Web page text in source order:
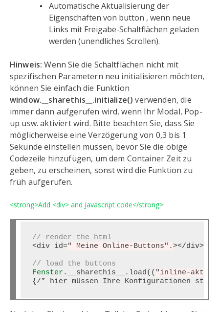
Automatische Aktualisierung der
Eigenschaften von button , wenn neue
Links mit Freigabe-Schaltflächen geladen
werden (unendliches Scrollen).
Hinweis: Wenn Sie die Schaltflächen nicht mit
spezifischen Parametern neu initialisieren möchten,
können Sie einfach die Funktion
window.__sharethis__.initialize()verwenden, die
immer dann aufgerufen wird, wenn Ihr Modal, Pop-
up usw. aktiviert wird. Bitte beachten Sie, dass Sie
möglicherweise eine Verzögerung von 0,3 bis 1
Sekunde einstellen müssen, bevor Sie die obige
Codezeile hinzufügen, um dem Container Zeit zu
geben, zu erscheinen, sonst wird die Funktion zu
früh aufgerufen.
<strong>Add <div> and Javascript code</strong>
// render the html
<div id=" Meine Online-Buttons".></div>
// load the buttons
Fenster .__sharethis__.load(( "inline-